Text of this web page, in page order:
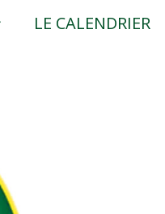
LE CALENDRIER